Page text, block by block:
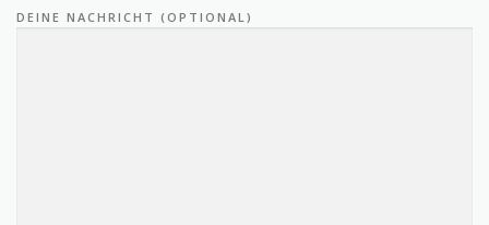
DEINE NACHRICHT (OPTIONAL)